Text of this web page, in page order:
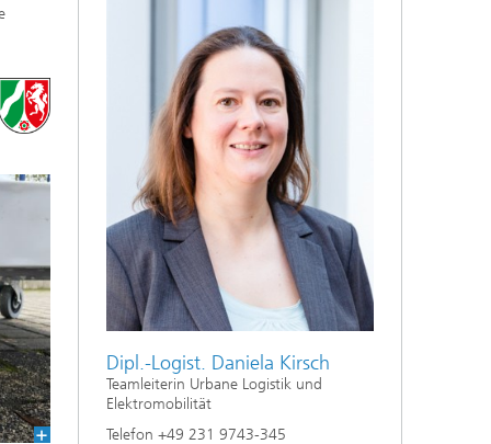
Dipl.-Logist. Daniela Kirsch
Teamleiterin Urbane Logistik und
Elektromobilität
Telefon +49 231 9743-345